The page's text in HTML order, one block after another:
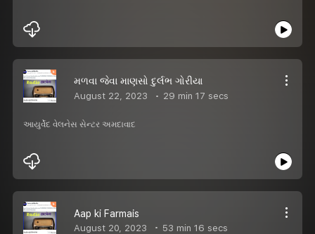
મળવા જેવા માણસો દુર્લભ ગોરીયા
August 22, 2023 29 min 17 secs
આયુર્વેદ વેલનેસ સેન્ટર અમદાવાદ
Aap ki Farmais
August 20, 2023 53 min 16 secs